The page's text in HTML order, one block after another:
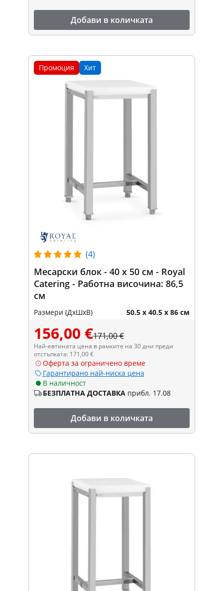
Добави в количката
Промоция Хит
(4)
Месарски блок - 40 x 50 см - Royal
Catering - Работна височина: 86,5
см
Размери (ДxШxВ) 50.5 x 40.5 x 86 см
156,00 €171,00 €
Най-евтината цена в рамките на 30 дни преди
отстъпката: 171,00 €
Оферта за ограничено време
Гарантирано най-ниска цена
В наличност
БЕЗПЛАТНА ДОСТАВКА прибл. 17.08
Добави в количката